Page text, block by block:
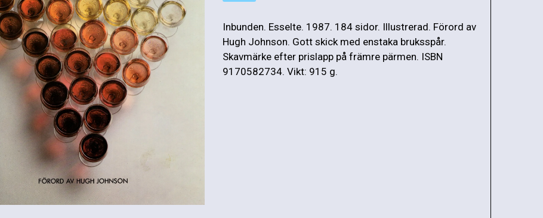
Inbunden. Esselte. 1987. 184 sidor. Illustrerad. Förord av
Hugh Johnson. Gott skick med enstaka bruksspår.
Skavmärke efter prislapp på främre pärmen. ISBN
9170582734. Vikt: 915 g.